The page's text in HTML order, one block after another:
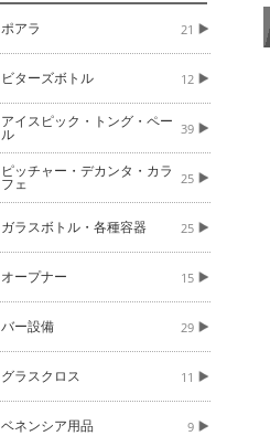
ポアラ 21
ビターズボトル 12
アイスピック・トング・ペー
ル 39
ピッチャー・デカンタ・カラ
フェ 25
ガラスボトル・各種容器 25
オープナー 15
バー設備 29
グラスクロス 11
ベネンシア用品 9